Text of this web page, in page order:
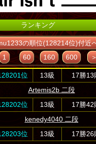
ランキング
の順位(128214位)付近
1 60 160 600
位 13級
17勝13
Artemis2b 二段
位
13級
17勝42
kenedy4040 二段
位
13級
17勝26